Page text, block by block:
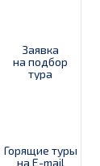
Заявка
на подбор
тура
Горящие туры
на E-mail